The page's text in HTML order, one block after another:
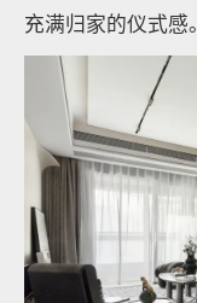
充满归家的仪式感。